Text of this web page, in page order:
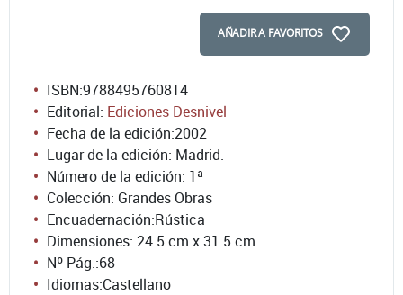
AÑADIR A FAVORITOS
ISBN:9788495760814
Editorial: Ediciones Desnivel
Fecha de la edición:2002
Lugar de la edición: Madrid.
Número de la edición: 1ª
Colección: Grandes Obras
Encuadernación:Rústica
Dimensiones: 24.5 cm x 31.5 cm
Nº Pág.:68
Idiomas:Castellano